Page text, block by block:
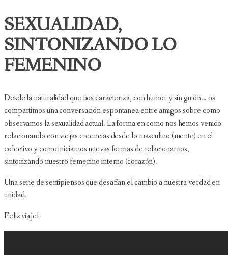
SEXUALIDAD,
SINTONIZANDO LO
FEMENINO
Desde la naturalidad que nos caracteriza, con humor y sin guión... os
compartimos una conversación espontanea entre amigos sobre como
observamos la sexualidad actual. La forma en como nos hemos venido
relacionando con viejas creencias desde lo masculino (mente) en el
colectivo y como iniciamos nuevas formas de relacionarnos,
sintonizando nuestro femenino interno (corazón).
Una serie de sentipiensos que desafían el cambio a nuestra verdad en
unidad.
Feliz viaje!